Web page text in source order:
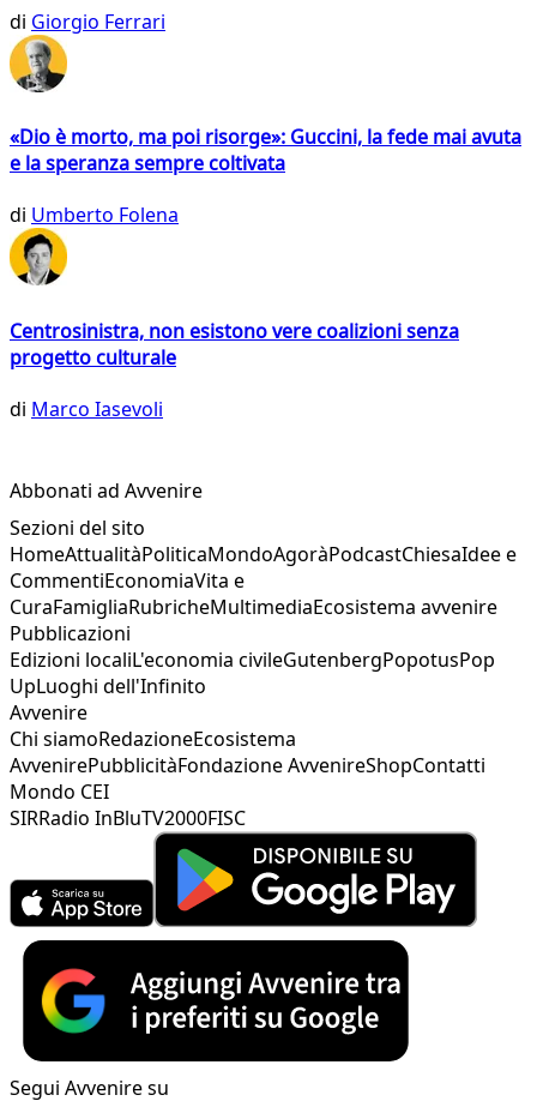
di Giorgio Ferrari
«Dio è morto, ma poi risorge»: Guccini, la fede mai avuta
e la speranza sempre coltivata
di Umberto Folena
Centrosinistra, non esistono vere coalizioni senza
progetto culturale
di Marco Iasevoli
Abbonati ad Avvenire
Sezioni del sito
HomeAttualitàPoliticaMondoAgoràPodcastChiesaIdee e
CommentiEconomiaVita e
CuraFamigliaRubricheMultimediaEcosistema avvenire
Pubblicazioni
Edizioni localiL'economia civileGutenbergPopotusPop
UpLuoghi dell'Infinito
Avvenire
Chi siamoRedazioneEcosistema
AvvenirePubblicitàFondazione AvvenireShopContatti
Mondo CEI
SIRRadio InBluTV2000FISC
Segui Avvenire su